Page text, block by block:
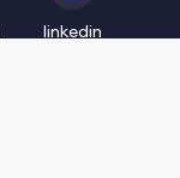
linkedin